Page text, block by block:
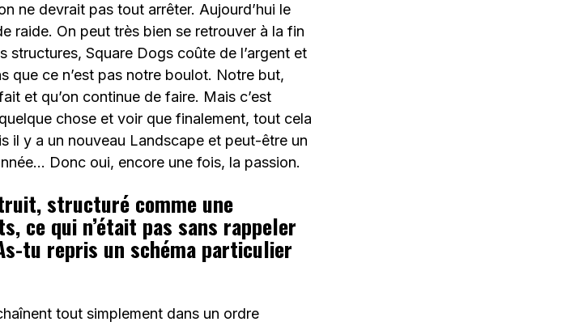
ne devrait pas tout arrêter. Aujourd’hui le
raide. On peut très bien se retrouver à la fin
structures, Square Dogs coûte de l’argent et
que ce n’est pas notre boulot. Notre but,
et qu’on continue de faire. Mais c’est
chose et voir que finalement, tout cela
il y a un nouveau Landscape et peut-être un
Donc oui, encore une fois, la passion.
structuré comme une
ce qui n’était pas sans rappeler
tu repris un schéma particulier
tout simplement dans un ordre